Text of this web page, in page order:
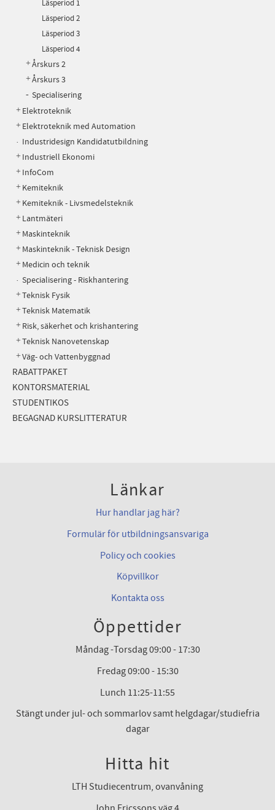
Läsperiod 1
Läsperiod 2
Läsperiod 3
Läsperiod 4
Årskurs 2
Årskurs 3
Specialisering
Elektroteknik
Elektroteknik med Automation
Industridesign Kandidatutbildning
Industriell Ekonomi
InfoCom
Kemiteknik
Kemiteknik - Livsmedelsteknik
Lantmäteri
Maskinteknik
Maskinteknik - Teknisk Design
Medicin och teknik
Specialisering - Riskhantering
Teknisk Fysik
Teknisk Matematik
Risk, säkerhet och krishantering
Teknisk Nanovetenskap
Väg- och Vattenbyggnad
RABATTPAKET
KONTORSMATERIAL
STUDENTIKOS
BEGAGNAD KURSLITTERATUR
Länkar
Hur handlar jag här?
Formulär för utbildningsansvariga
Policy och cookies
Köpvillkor
Kontakta oss
Öppettider
Måndag -Torsdag 09:00 - 17:30
Fredag 09:00 - 15:30
Lunch 11:25-11:55
Stängt under jul- och sommarlov samt helgdagar/studiefria
dagar
Hitta hit
LTH Studiecentrum, ovanvåning